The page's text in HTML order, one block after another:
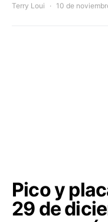
Terry Loui 10 de
Pico y
29 de